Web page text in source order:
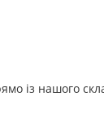
із нашого